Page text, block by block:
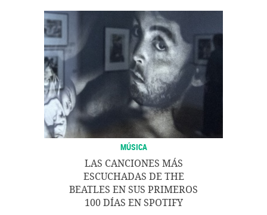
MÚSICA
LAS CANCIONES MÁS
ESCUCHADAS DE THE
BEATLES EN SUS PRIMEROS
100 DÍAS EN SPOTIFY